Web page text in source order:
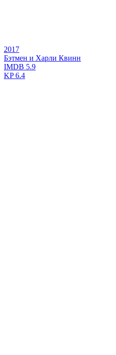
2017
Бэтмен и Харли Квинн
IMDB 5.9
KP6.4